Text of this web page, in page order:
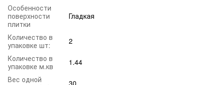
Особенности
поверхности
плитки
Гладкая
Количество в
упаковке шт:
2
Количество в
упаковке м.кв
1.44
Вес одной
30